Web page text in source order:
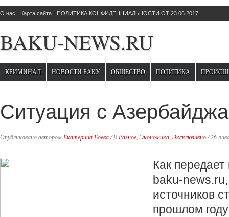
О нас Карта сайта ПОЛИТИКА КОНФИДЕНЦИАЛЬНОСТИ ОТ 23.06.2017
BAKU-NEWS.RU
КРИМИНАЛ НОВОСТИ БАКУ ОБЩЕСТВО ПОЛИТИКА
Ситуация с
Опубликовано автором Екатерина Боева/В Разное Экономика Эксклюзивно/26
Как
baku-
источников
прошлом